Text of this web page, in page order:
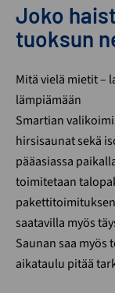
Joko
tuoksun
​​​​​​​Mitä vielä mietit –
lämpiämään
Smartian
hirsisaunat sekä
pääasiassa
toimitetaan
saatavilla myös
Saunan saa
aikataulu pitää